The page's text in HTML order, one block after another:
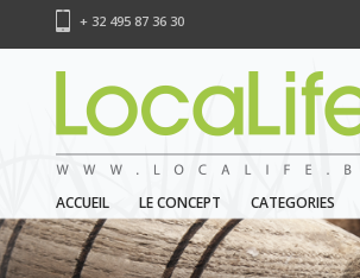
+ 32 495 87 36 30
ACCUEIL LE CONCEPT CATEGORIES